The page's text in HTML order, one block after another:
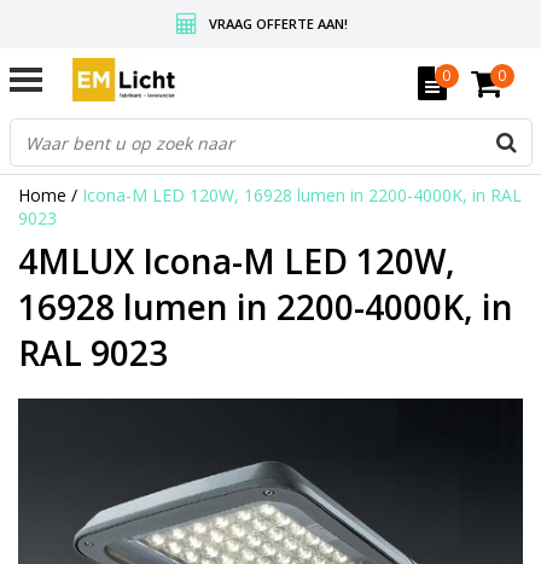
VRAAG OFFERTE AAN!
GRATIS VERZENDING BOVEN DE € 350,-
WEDERVERKOPERS KRIJGEN ALTIJD KORTING, INFORMEER!
0 0
Home / Icona-M LED 120W, 16928 lumen in 2200-4000K, in RAL
9023
4MLUX Icona-M LED 120W,
16928 lumen in 2200-4000K, in
RAL 9023